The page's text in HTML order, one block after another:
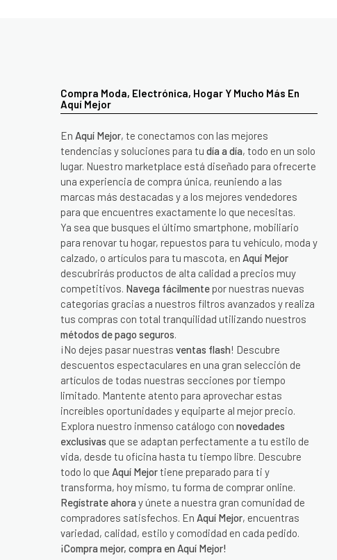
Compra Moda, Electrónica, Hogar Y Mucho Más En
Aquí Mejor
En Aquí Mejor, te conectamos con las mejores
tendencias y soluciones para tu día a día, todo en un solo
lugar. Nuestro marketplace está diseñado para ofrecerte
una experiencia de compra única, reuniendo a las
marcas más destacadas y a los mejores vendedores
para que encuentres exactamente lo que necesitas.
Ya sea que busques el último smartphone, mobiliario
para renovar tu hogar, repuestos para tu vehículo, moda y
calzado, o artículos para tu mascota, en Aquí Mejor
descubrirás productos de alta calidad a precios muy
competitivos. Navega fácilmente por nuestras nuevas
categorías gracias a nuestros filtros avanzados y realiza
tus compras con total tranquilidad utilizando nuestros
métodos de pago seguros.
¡No dejes pasar nuestras ventas flash! Descubre
descuentos espectaculares en una gran selección de
artículos de todas nuestras secciones por tiempo
limitado. Mantente atento para aprovechar estas
increíbles oportunidades y equiparte al mejor precio.
Explora nuestro inmenso catálogo con novedades
exclusivas que se adaptan perfectamente a tu estilo de
vida, desde tu oficina hasta tu tiempo libre. Descubre
todo lo que Aquí Mejortiene preparado para ti y
transforma, hoy mismo, tu forma de comprar online.
Regístrate ahora y únete a nuestra gran comunidad de
compradores satisfechos. En Aquí Mejor, encuentras
variedad, calidad, estilo y comodidad en cada pedido.
¡Compra mejor, compra en Aquí Mejor!